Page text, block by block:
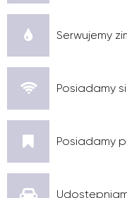
Serwujemy
Posiadamy
Posiadamy